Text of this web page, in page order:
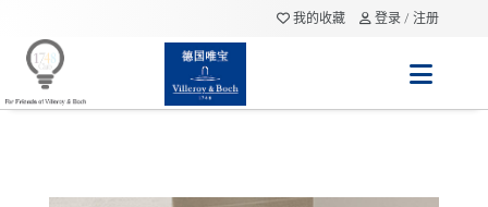
我的收藏 登录 / 注册